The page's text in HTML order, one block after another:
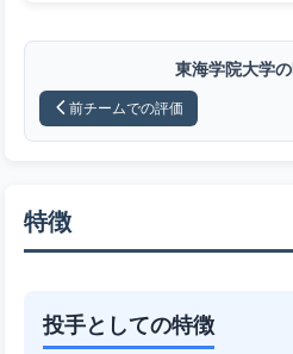
東海学院大学
前チームでの評価
特徴
投手としての特徴